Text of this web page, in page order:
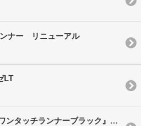
ナー リニューアル
LT
『D30/40ワンタッチランナーブラック』が新登場！